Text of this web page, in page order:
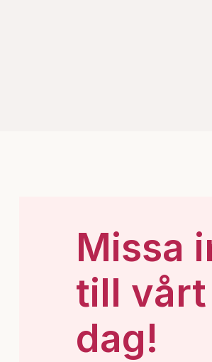
Missa
till
dag!